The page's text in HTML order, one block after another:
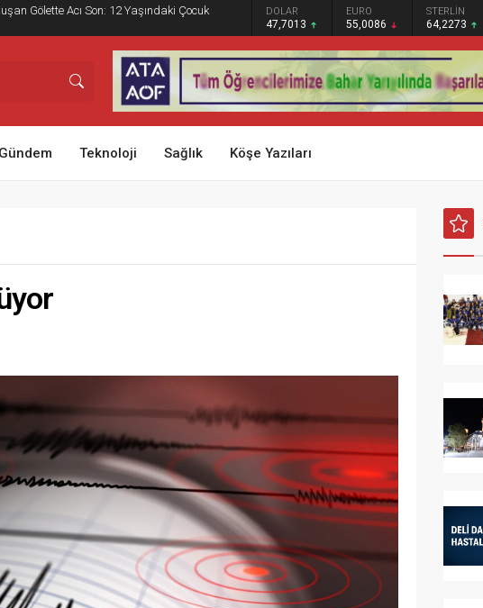
5 Sezon Sonra Yeniden Tam Kapasiteyle
GRAM ALTIN DOLAR EURO
55,0086
STERLİN
64,2273
BIST 100
13.798,82
Gündem Teknoloji Sağlık Köşe Yazıları